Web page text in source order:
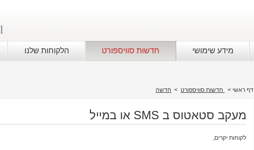
מידע שימושי חדשות סוויספורט הלקוחות שלנו
דף ראשי > חדשות סוויספורט > חדשה
מעקב סטאטוס ב SMS או במייל
לקוחות יקרים,